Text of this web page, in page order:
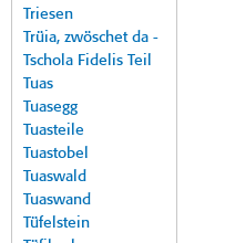
Triesen
Trüia, zwöschet da -
Tschola Fidelis Teil
Tuas
Tuasegg
Tuasteile
Tuastobel
Tuaswald
Tuaswand
Tüfelstein